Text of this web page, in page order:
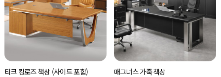
티크 킹로즈 책상 (사이드 포함) 매그너스 가죽 책상